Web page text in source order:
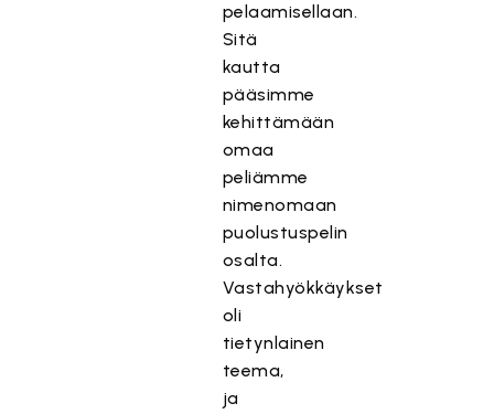
pelaamisellaan.
Sitä
kautta
pääsimme
kehittämään
omaa
peliämme
nimenomaan
puolustuspelin
osalta.
Vastahyökkäykset
oli
tietynlainen
teema,
ja